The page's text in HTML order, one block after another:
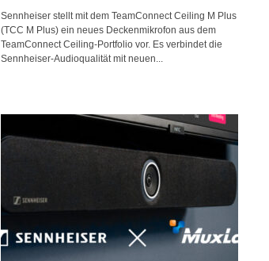
Sennheiser stellt mit dem TeamConnect Ceiling M Plus
(TCC M Plus) ein neues Deckenmikrofon aus dem
TeamConnect Ceiling-Portfolio vor. Es verbindet die
Sennheiser-Audioqualität mit neuen...